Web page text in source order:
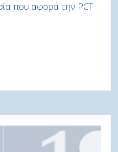
που αφορά την PCT